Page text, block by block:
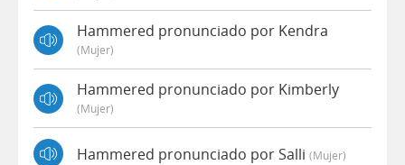
Hammered pronunciado por Kendra
(mujer)
Hammered pronunciado por Kimberly
(mujer)
Hammered pronunciado por Salli (mujer)